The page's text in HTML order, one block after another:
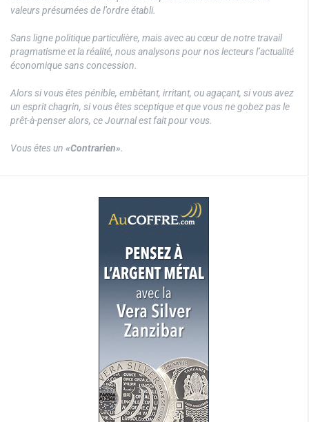
valeurs présumées de l’ordre établi.
Sans ligne politique particulière, mais avec au cœur de notre travail
pragmatisme et la réalité, nous analysons pour nos lecteurs l’actualité
économique sans concession.
Alors si vous êtes pénible, embêtant, irritant, ou agaçant, si vous avez
un esprit chagrin, si vous êtes sceptique et que vous ne gobez pas le
prêt-à-penser alors, ce Journal est fait pour vous.
Vous êtes un «Contrarien».